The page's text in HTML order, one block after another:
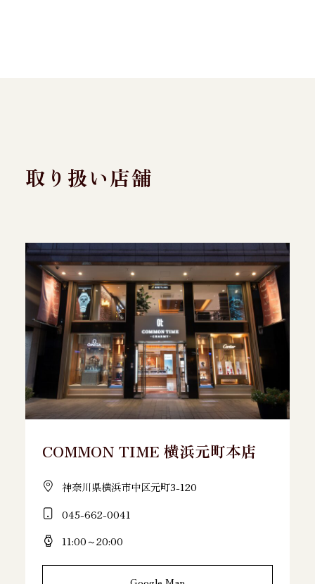
取り扱い店舗
COMMON TIME 横浜元町本店
神奈川県横浜市中区元町3-120
045-662-0041
11:00～20:00